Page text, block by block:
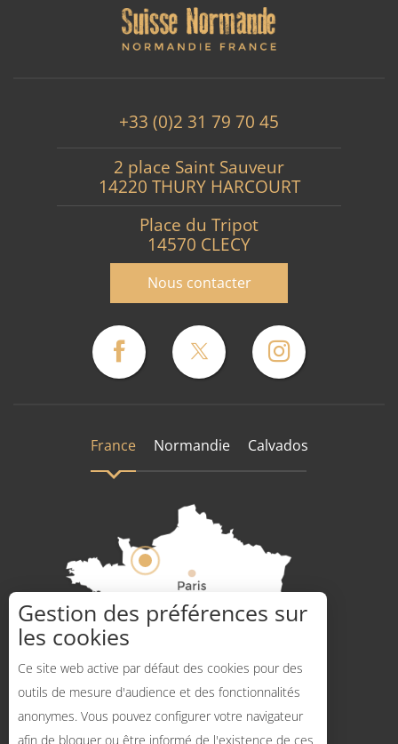
+33 (0)2 31 79 70 45
2 place Saint Sauveur
14220 THURY HARCOURT
Place du Tripot
14570 CLECY
Nous contacter
France Normandie Calvados
Gestion des préférences sur
les cookies
Ce site web active par défaut des cookies pour des
outils de mesure d'audience et des fonctionnalités
anonymes. Vous pouvez configurer votre navigateur
afin de bloquer ou être informé de l'existence de ces